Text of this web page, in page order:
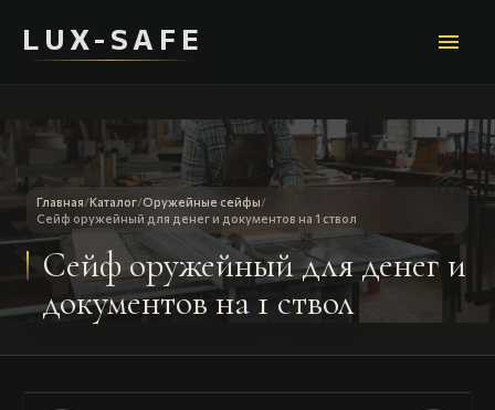
LUX-SAFE menu
Главная/Каталог/Оружейные сейфы/
Сейф оружейный для денег и документов на 1 ствол
Сейф оружейный для денег и
документов на 1 ствол